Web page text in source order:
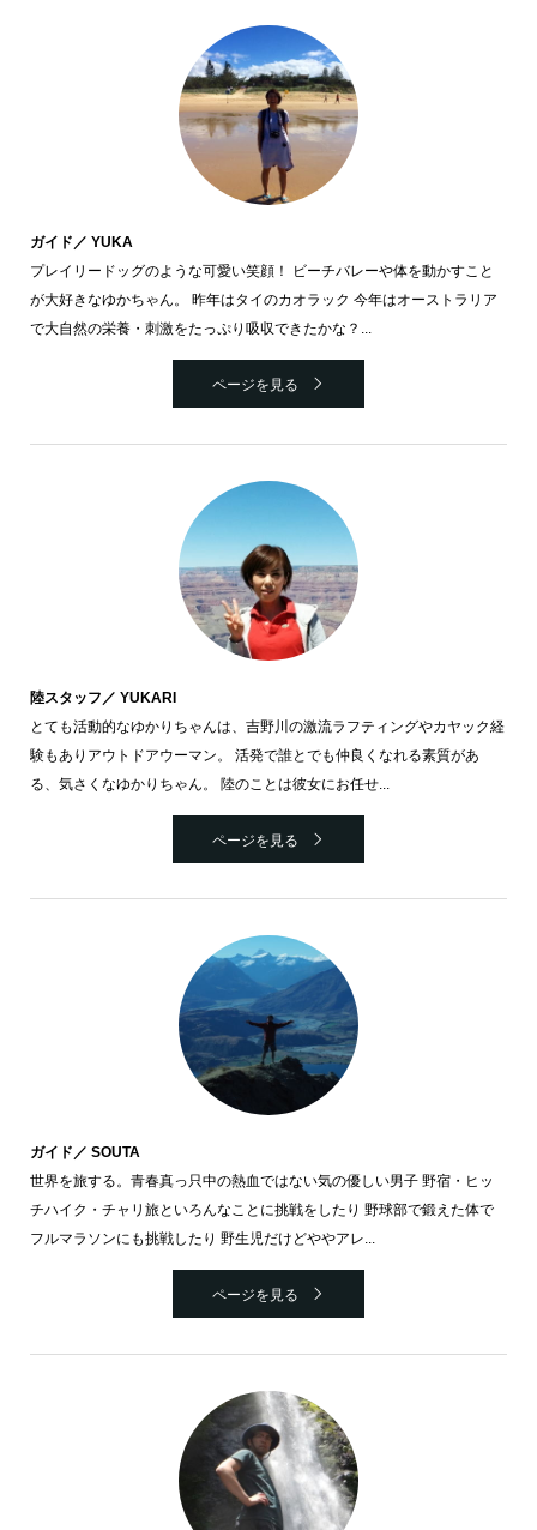
ガイド／ YUKA
プレイリードッグのような可愛い笑顔！ ビーチバレーや体を動かすこと
が大好きなゆかちゃん。 昨年はタイのカオラック 今年はオーストラリア
で大自然の栄養・刺激をたっぷり吸収できたかな？...
ページを見る
陸スタッフ／ YUKARI
とても活動的なゆかりちゃんは、吉野川の激流ラフティングやカヤック経
験もありアウトドアウーマン。 活発で誰とでも仲良くなれる素質があ
る、気さくなゆかりちゃん。 陸のことは彼女にお任せ...
ページを見る
ガイド／ SOUTA
世界を旅する。青春真っ只中の熱血ではない気の優しい男子 野宿・ヒッ
チハイク・チャリ旅といろんなことに挑戦をしたり 野球部で鍛えた体で
フルマラソンにも挑戦したり 野生児だけどややアレ...
ページを見る